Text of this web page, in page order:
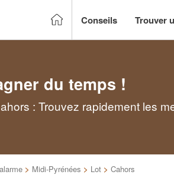
Conseils Trouver
du temps !
: Trouvez rapidement les
> Midi-Pyrénées > Lot > Cahors